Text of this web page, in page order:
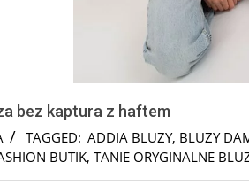
bez kaptura z haftem
TAGGED: ADDIA BLUZY, BLUZY
BUTIK, TANIE ORYGINALNE